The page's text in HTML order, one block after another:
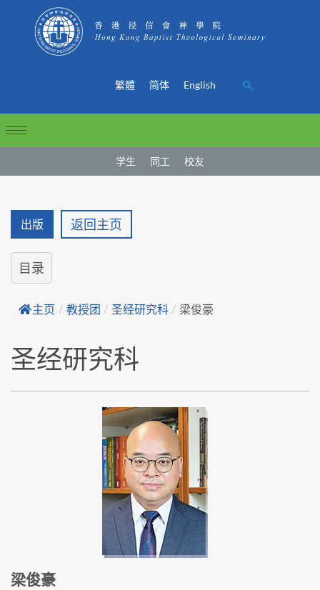
繁體 简体 English
学生 同工 校友
出版 返回主页
目录
主页 / 教授团 / 圣经研究科 / 梁俊豪
圣经研究科
梁俊豪